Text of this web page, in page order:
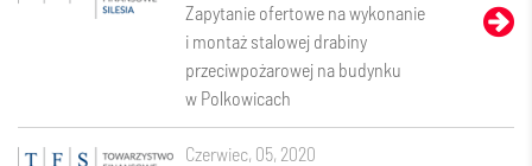
Zapytanie ofertowe na wykonanie
i montaż stalowej drabiny
przeciwpożarowej na budynku
w Polkowicach
czerwiec, 05, 2020